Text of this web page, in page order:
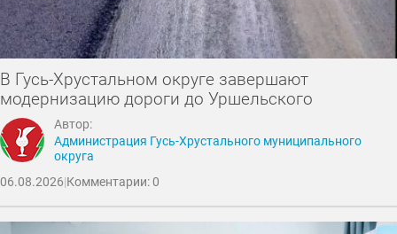
В Гусь-Хрустальном округе завершают
модернизацию дороги до Уршельского
Автор:
Администрация Гусь-Хрустального муниципального
округа
06.08.2026|Комментарии: 0